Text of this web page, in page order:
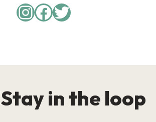
Twitter
Stay in the loop!